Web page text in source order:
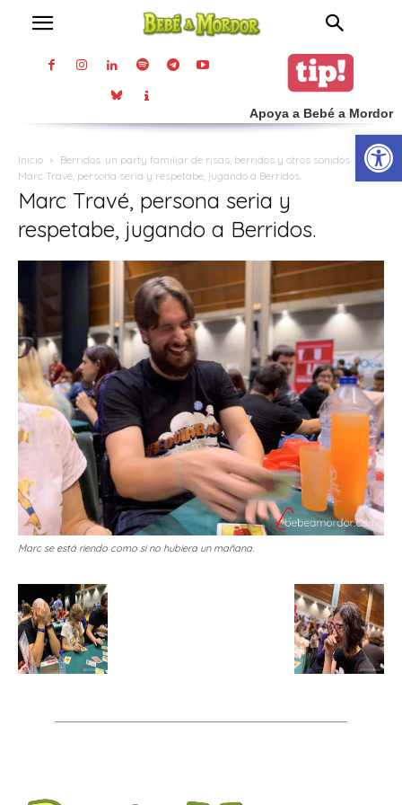
Apoya a Bebé a Mordor
Inicio
Berridos: un party familiar de risas, berridos y otros sonidos
Marc Travé, persona seria y respetabe, jugando a Berridos.
Marc Travé, persona seria y
respetabe, jugando a Berridos.
Marc se está riendo como si no hubiera un mañana.